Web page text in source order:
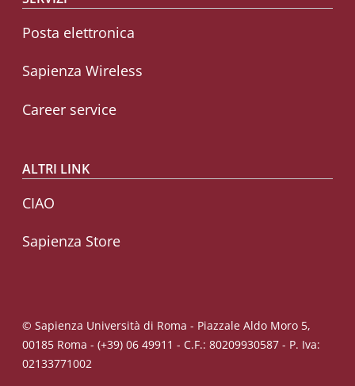
Posta elettronica
Sapienza Wireless
Career service
ALTRI LINK
CIAO
Sapienza Store
© Sapienza Università di Roma - Piazzale Aldo Moro 5,
00185 Roma - (+39) 06 49911 - C.F.: 80209930587 - P. Iva:
02133771002